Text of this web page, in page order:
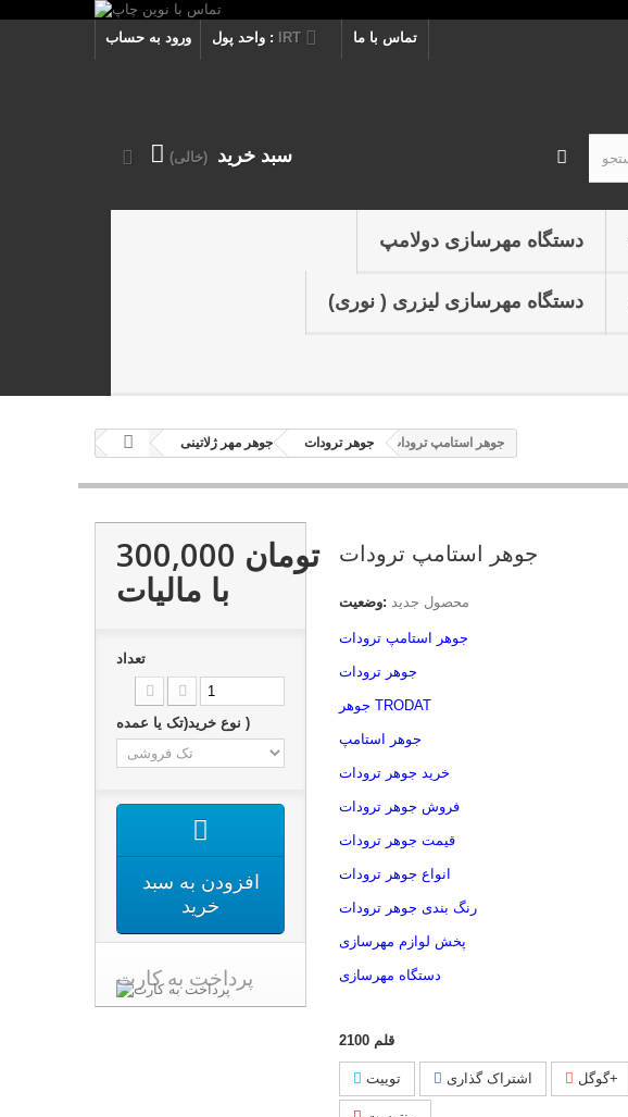
ورود به حساب واحد پول : IRT تماس با ما
سبد خرید (خالی)
دستگاه مهرسازی دولامپ
دستگاه مهرسازی لیزری ( نوری)
جوهر مهر ژلاتینی جوهر ترودات جوهر استامپ ترودات
جوهر استامپ ترودات
وضعیت: محصول جدید
جوهر استامپ ترودات
جوهر ترودات
جوهر TRODAT
جوهر استامپ
خرید جوهر ترودات
فروش جوهر ترودات
قیمت جوهر ترودات
انواع جوهر ترودات
رنگ بندی جوهر ترودات
پخش لوازم مهرسازی
دستگاه مهرسازی
2100 قلم
توییت اشتراک گذاری گوگل+
300,000 تومان
با ماليات
تعداد
نوع خرید(تک یا عمده )
افزودن به سبد
خرید
پرداخت به کارت